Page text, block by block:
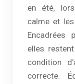
en été,
calme et
Encadrées
elles
condition
correcte.